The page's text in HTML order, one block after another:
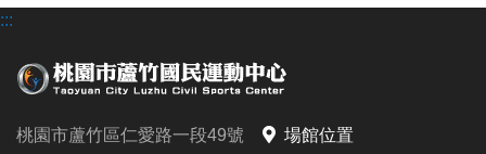
:::
桃園市蘆竹區仁愛路一段49號
場館位置